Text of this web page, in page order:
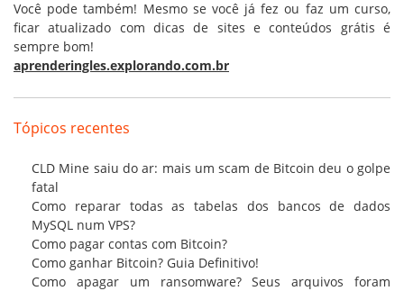
Você pode também! Mesmo se você já fez ou faz um curso,
ficar atualizado com dicas de sites e conteúdos grátis é
sempre bom!
aprenderingles.explorando.com.br
Tópicos recentes
CLD Mine saiu do ar: mais um scam de Bitcoin deu o golpe
fatal
Como reparar todas as tabelas dos bancos de dados
MySQL num VPS?
Como pagar contas com Bitcoin?
Como ganhar Bitcoin? Guia Definitivo!
Como apagar um ransomware? Seus arquivos foram